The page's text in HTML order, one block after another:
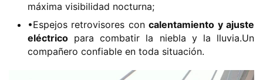
máxima visibilidad nocturna;
•Espejos retrovisores con ​​calentamiento y ajuste
eléctrico​ ​ para combatir la niebla y la lluvia.Un
compañero confiable en toda situación.